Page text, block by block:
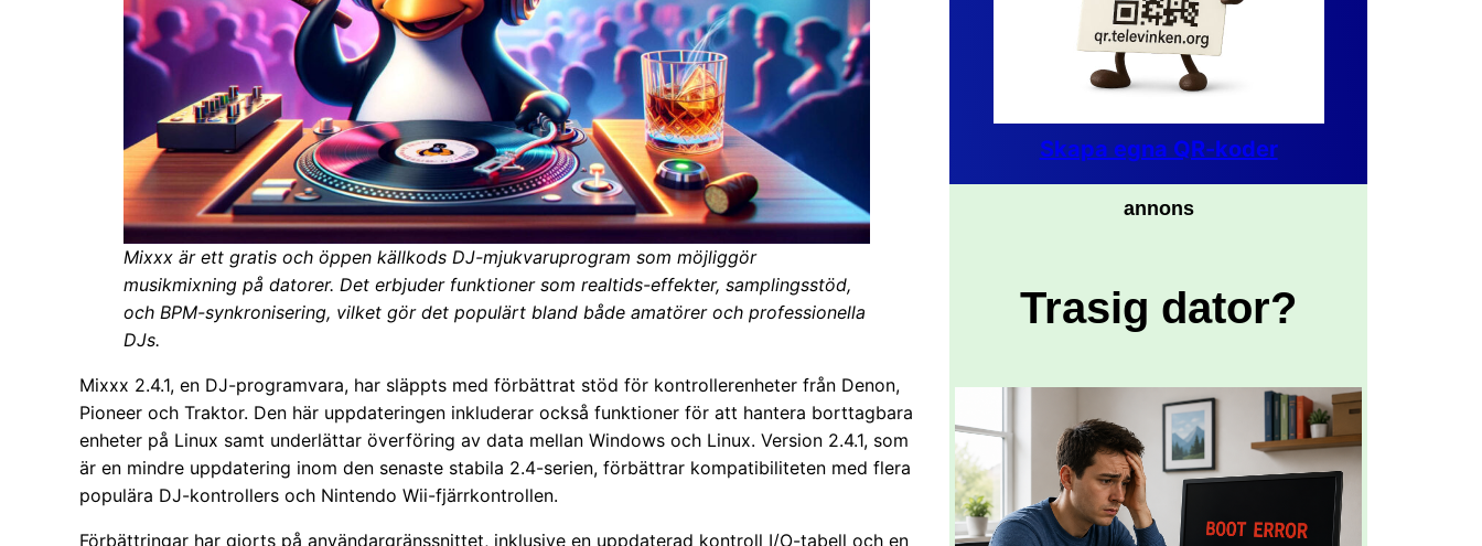
Mixxx är ett gratis och öppen källkods DJ-mjukvaruprogram som möjliggör
musikmixning på datorer. Det erbjuder funktioner som realtids-effekter, samplingsstöd,
och BPM-synkronisering, vilket gör det populärt bland både amatörer och professionella
DJs.
Mixxx 2.4.1, en DJ-programvara, har släppts med förbättrat stöd för kontrollerenheter från Denon,
Pioneer och Traktor. Den här uppdateringen inkluderar också funktioner för att hantera borttagbara
enheter på Linux samt underlättar överföring av data mellan Windows och Linux. Version 2.4.1, som
är en mindre uppdatering inom den senaste stabila 2.4-serien, förbättrar kompatibiliteten med flera
populära DJ-kontrollers och Nintendo Wii-fjärrkontrollen.
Förbättringar har gjorts på användargränssnittet, inklusive en uppdaterad kontroll I/O-tabell och en
Skapa egna QR-koder
annons
Trasig dator?